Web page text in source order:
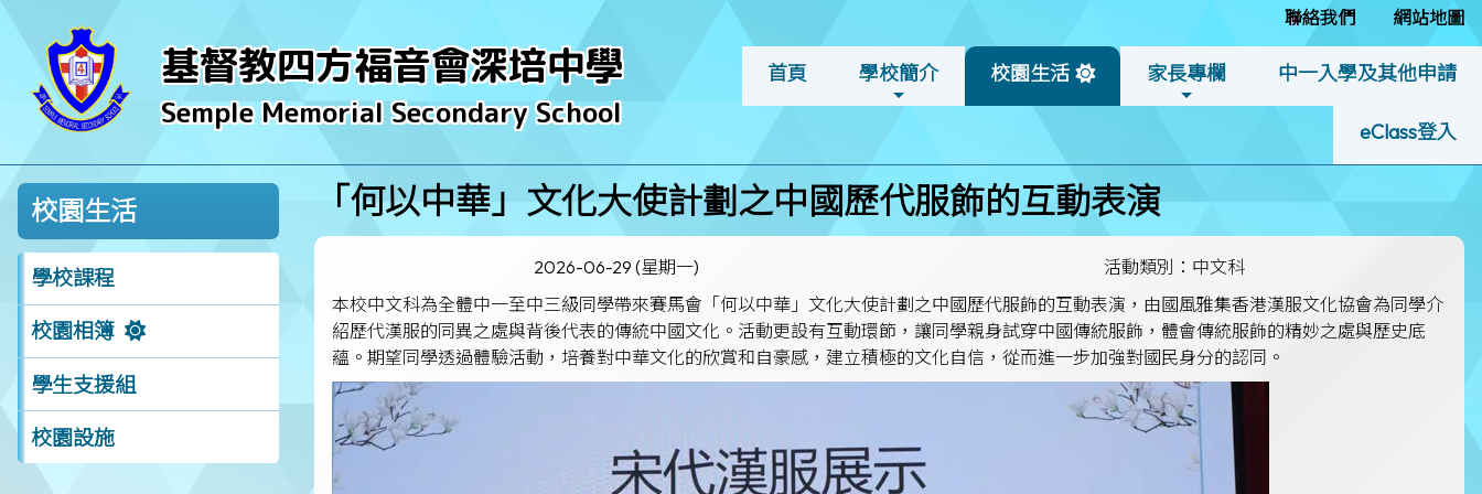
基督教四方福音會深培中學
Semple Memorial Secondary School
聯絡我們 網站地圖
首頁 學校簡介 校園生活 家長專欄 中一入學及其他申請
eClass登入
校園生活
學校課程
校園相簿
學生支援組
校園設施
「何以中華」文化大使計劃之中國歷代服飾的互動表演
2026-06-29 (星期一)
活動類別：中文科
本校中文科為全體中一至中三級同學帶來賽馬會「何以中華」文化大使計劃之中國歷代服飾的互動表演，由國風雅集香港漢服文化協會為同學介
紹歷代漢服的同異之處與背後代表的傳統中國文化。活動更設有互動環節，讓同學親身試穿中國傳統服飾，體會傳統服飾的精妙之處與歷史底
蘊。期望同學透過體驗活動，培養對中華文化的欣賞和自豪感，建立積極的文化自信，從而進一步加強對國民身分的認同。